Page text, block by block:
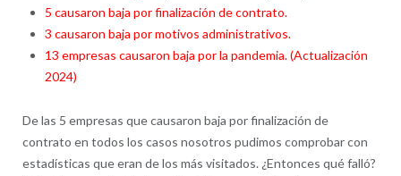
5 causaron baja por finalización de contrato.
3 causaron baja por motivos administrativos.
13 empresas causaron baja por la pandemia. (Actualización
2024)
De las 5 empresas que causaron baja por finalización de
contrato en todos los casos nosotros pudimos comprobar con
estadísticas que eran de los más visitados. ¿Entonces qué falló?